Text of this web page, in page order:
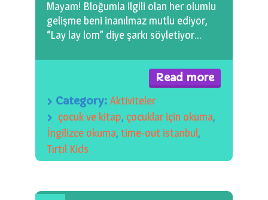
Mayam! Bloğumla ilgili olan her olumlu
gelişme beni inanılmaz mutlu ediyor,
“Lay lay lom” diye şarkı söyletiyor…
Read more
Category: Aktiviteler
çocuk ve kitap, çocuklar için okuma,
İngilizce okuma, time-out istanbul,
Tırtıl Kids